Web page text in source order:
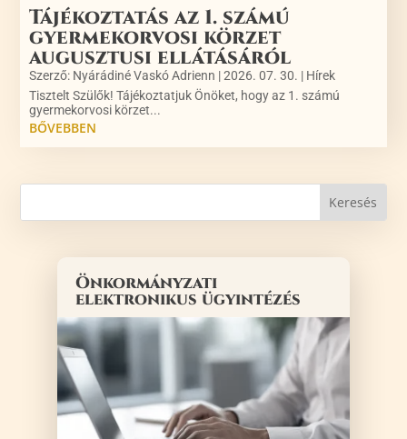
Tájékoztatás az 1. számú
gyermekorvosi körzet
augusztusi ellátásáról
Szerző: Nyárádiné Vaskó Adrienn |2026. 07. 30. | Hírek
Tisztelt Szülők! Tájékoztatjuk Önöket, hogy az 1. számú
gyermekorvosi körzet...
BŐVEBBEN
Önkormányzati
elektronikus ügyintézés